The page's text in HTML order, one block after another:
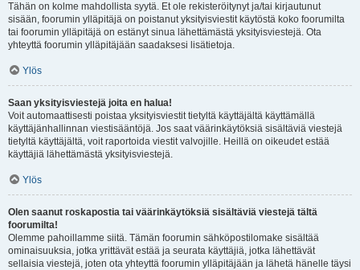
Tähän on kolme mahdollista syytä. Et ole rekisteröitynyt ja/tai kirjautunut
sisään, foorumin ylläpitäjä on poistanut yksityisviestit käytöstä koko foorumilta
tai foorumin ylläpitäjä on estänyt sinua lähettämästä yksityisviestejä. Ota
yhteyttä foorumin ylläpitäjään saadaksesi lisätietoja.
Ylös
Saan yksityisviestejä joita en halua!
Voit automaattisesti poistaa yksityisviestit tietyltä käyttäjältä käyttämällä
käyttäjänhallinnan viestisääntöjä. Jos saat väärinkäytöksiä sisältäviä viestejä
tietyltä käyttäjältä, voit raportoida viestit valvojille. Heillä on oikeudet estää
käyttäjiä lähettämästä yksityisviestejä.
Ylös
Olen saanut roskapostia tai väärinkäytöksiä sisältäviä viestejä tältä
foorumilta!
Olemme pahoillamme siitä. Tämän foorumin sähköpostilomake sisältää
ominaisuuksia, jotka yrittävät estää ja seurata käyttäjiä, jotka lähettävät
sellaisia viestejä, joten ota yhteyttä foorumin ylläpitäjään ja lähetä hänelle täysi